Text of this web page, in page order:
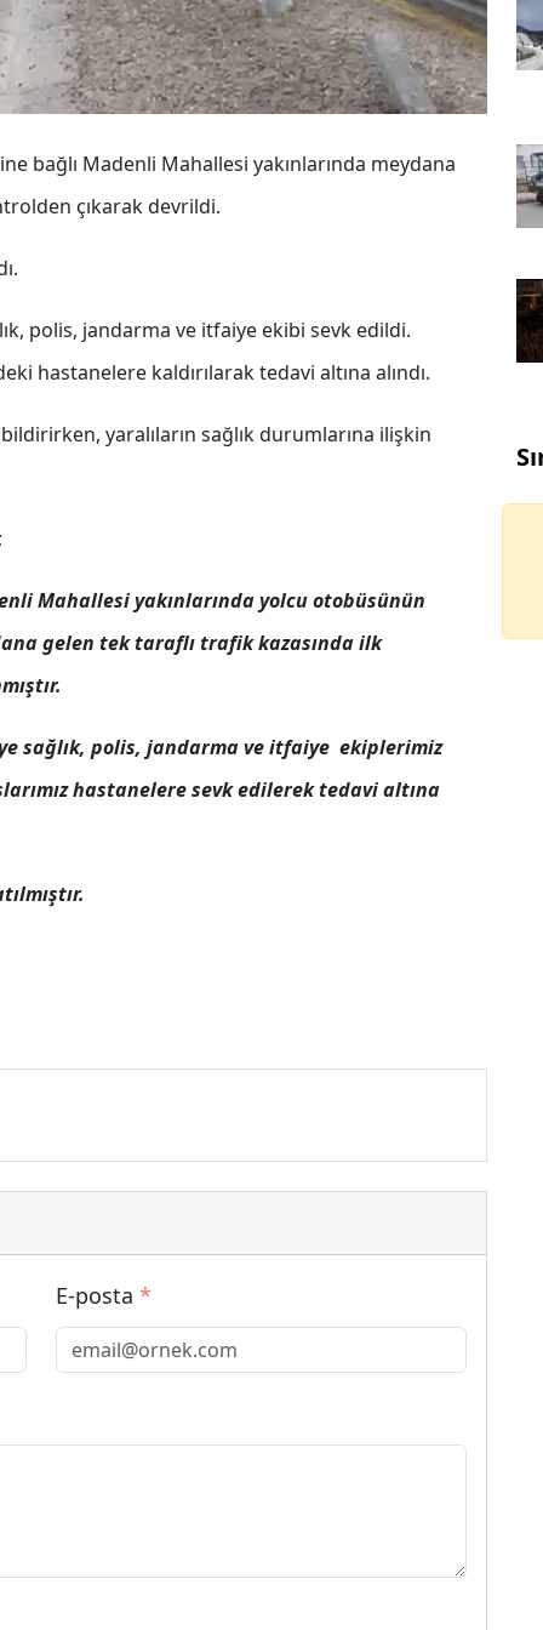
bağlı Madenli Mahallesi yakınlarında meydana
çıkarak devrildi.
polis, jandarma ve itfaiye ekibi sevk edildi.
hastanelere kaldırılarak tedavi altına alındı.
yaralıların sağlık durumlarına ilişkin
Mahallesi yakınlarında yolcu otobüsünün
gelen tek taraflı trafik kazasında ilk
sağlık, polis, jandarma ve itfaiye ekiplerimiz
hastanelere sevk edilerek tedavi altına
E-posta *